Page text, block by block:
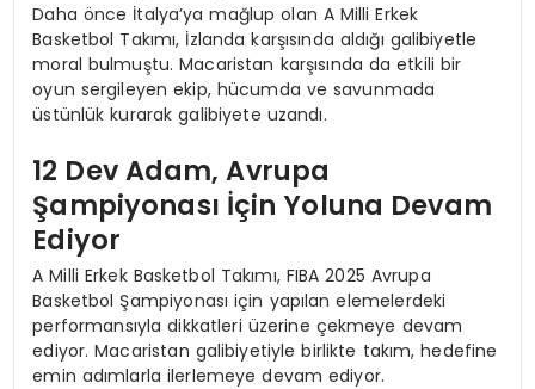
Daha önce İtalya’ya mağlup olan A Milli Erkek
Basketbol Takımı, İzlanda karşısında aldığı galibiyetle
moral bulmuştu. Macaristan karşısında da etkili bir
oyun sergileyen ekip, hücumda ve savunmada
üstünlük kurarak galibiyete uzandı.
12 Dev Adam, Avrupa
Şampiyonası İçin Yoluna Devam
Ediyor
A Milli Erkek Basketbol Takımı, FIBA 2025 Avrupa
Basketbol Şampiyonası için yapılan elemelerdeki
performansıyla dikkatleri üzerine çekmeye devam
ediyor. Macaristan galibiyetiyle birlikte takım, hedefine
emin adımlarla ilerlemeye devam ediyor.